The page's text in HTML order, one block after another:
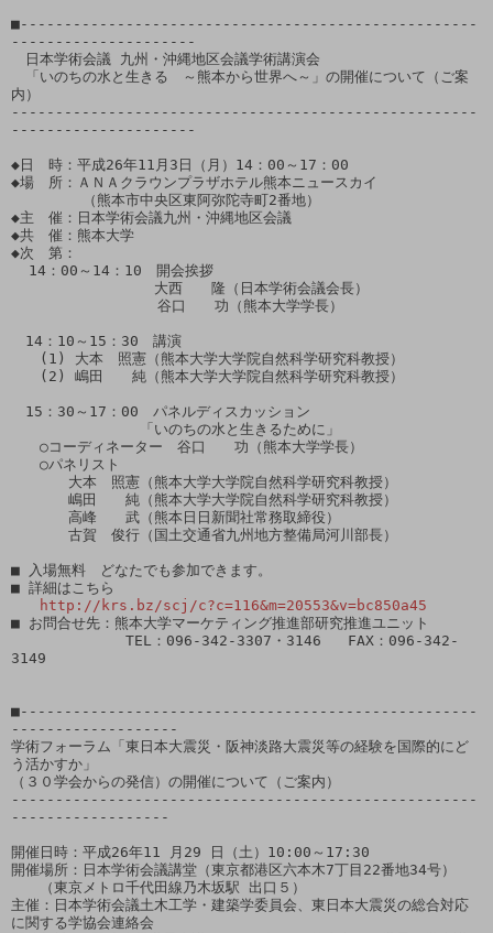
■----------------------------------------------------
---------------------
日本学術会議 九州・沖縄地区会議学術講演会
「いのちの水と生きる　～熊本から世界へ～」の開催について（ご案
内）
-----------------------------------------------------
---------------------
◆日　時：平成26年11月3日（月）14：00～17：00
◆場　所：ＡＮＡクラウンプラザホテル熊本ニュースカイ
（熊本市中央区東阿弥陀寺町2番地）
◆主　催：日本学術会議九州・沖縄地区会議
◆共　催：熊本大学
◆次　第：
大西　　隆（日本学術会議会長）
谷口　　功（熊本大学学長）
14：10～15：30　講演
(1) 大本　照憲（熊本大学大学院自然科学研究科教授）
(2) 嶋田　　純（熊本大学大学院自然科学研究科教授）
15：30～17：00　パネルディスカッション
「いのちの水と生きるために」
○コーディネーター　谷口　　功（熊本大学学長）
○パネリスト
大本　照憲（熊本大学大学院自然科学研究科教授）
嶋田　　純（熊本大学大学院自然科学研究科教授）
高峰　　武（熊本日日新聞社常務取締役）
古賀　俊行（国土交通省九州地方整備局河川部長）
■ 入場無料　どなたでも参加できます。
■ 詳細はこちら
http://krs.bz/scj/c?c=116&m=20553&v=bc850a45
■ お問合せ先：熊本大学マーケティング推進部研究推進ユニット
TEL：096-342-3307・3146   FAX：096-342-
3149
■----------------------------------------------------
-------------------
学術フォーラム「東日本大震災・阪神淡路大震災等の経験を国際的にど
う活かすか」
（３０学会からの発信）の開催について（ご案内）
-----------------------------------------------------
------------------
開催日時：平成26年11 月29 日（土）10:00～17:30
開催場所：日本学術会議講堂（東京都港区六本木7丁目22番地34号）
（東京メトロ千代田線乃木坂駅 出口５）
主催：日本学術会議土木工学・建築学委員会、東日本大震災の総合対応
に関する学協会連絡会